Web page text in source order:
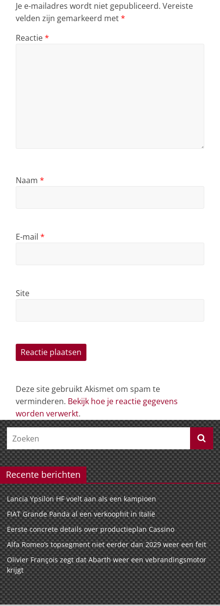
Je e-mailadres wordt niet gepubliceerd. Vereiste
velden zijn gemarkeerd met*
Reactie*
Naam *
E-mail *
Site
Deze site gebruikt Akismet om spam te
verminderen. Bekijk hoe je reactie gegevens
worden verwerkt.
Recente berichten
Lancia Ypsilon HF voelt aan als een kampioen
FIAT Grande Panda al een verkoophit in Italië
Eerste concrete details over productieplan Cassino
Alfa Romeo’s topsegment niet eerder dan 2029 weer een feit
Olivier François zegt dat Abarth weer een vebrandingsmotor
krijgt